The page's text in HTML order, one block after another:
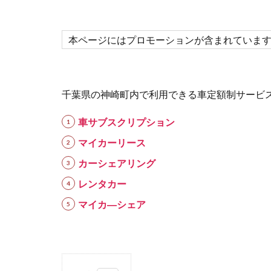
本ページにはプロモーションが含まれています
千葉県の神崎町内で利用できる車定額制サービ
車サブスクリプション
マイカーリース
カーシェアリング
レンタカー
マイカ―シェア